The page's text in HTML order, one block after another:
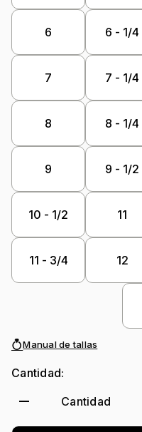
6 6 - 1/4
7 7 - 1/4
8 8 - 1/4
9 9 - 1/2
10 - 1/2 11
11 - 3/4 12
Manual de tallas
Cantidad:
remove Cantidad